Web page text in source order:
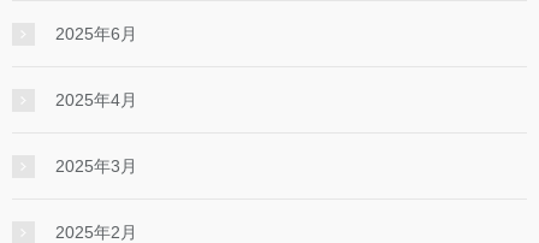
2025年6月
2025年4月
2025年3月
2025年2月